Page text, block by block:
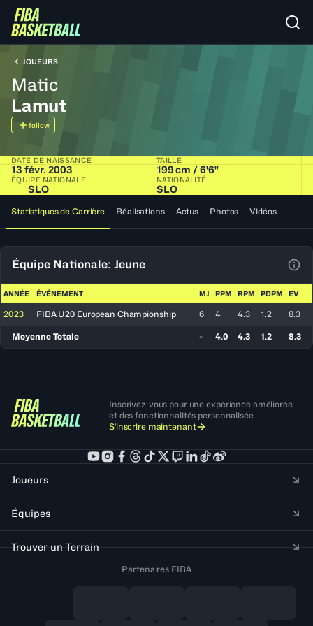
JOUEURS
Matic
Lamut
follow
DATE DE NAISSANCE
13 févr. 2003
TAILLE
199 cm / 6'6"
ÉQUIPE NATIONALE
SLO
NATIONALITÉ
SLO
Statistiques de Carrière Réalisations Actus Photos Vidéos
Équipe Nationale: Jeune
ANNÉE ÉVÉNEMENT MJ PPM RPM PDPM EV
2023 FIBA U20 European Championship 6 4 4.3 1.2 8.3
Moyenne Totale - 4.0 4.3 1.2 8.3
Inscrivez-vous pour une expérience améliorée
et des fonctionnalités personnalisée
S'inscrire maintenant
Joueurs
Équipes
Trouver un Terrain
Partenaires FIBA